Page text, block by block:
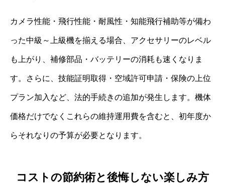
カメラ性能・飛行性能・耐風性・知能飛行補助等が備わ
った中級～上級機を揃える場合、アクセサリーのレベル
も上がり、補修部品・バッテリーの消耗も速くなりま
す。さらに、技能証明取得・空域許可申請・保険の上位
プラン加入など、法的手続きの追加が発生します。機体
価格だけでなくこれらの維持運用費を含むと、初年度か
らそれなりの予算が必要となります。
コストの節約術と後悔しない楽しみ方